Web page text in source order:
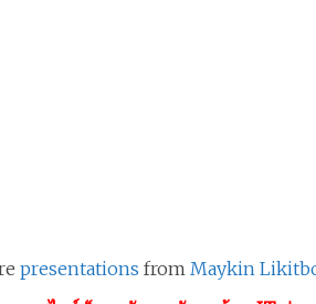
presentations from Maykin